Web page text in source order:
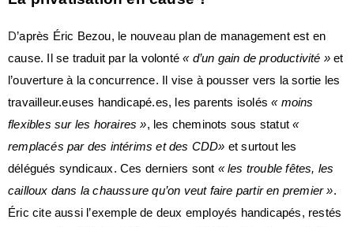
D’après Éric Bezou, le nouveau plan de management est en
cause. Il se traduit par la volonté« d’un gain de productivité » et
l’ouverture à la concurrence. Il vise à pousser vers la sortie les
travailleur.euses handicapé.es, les parents isolés« moins
flexibles sur les horaires », les cheminots sous statut«
remplacés par des intérims et des CDD» et surtout les
délégués syndicaux. Ces derniers sont « les trouble fêtes, les
cailloux dans la chaussure qu’on veut faire partir en premier ».
Éric cite aussi l’exemple de deux employés handicapés, restés